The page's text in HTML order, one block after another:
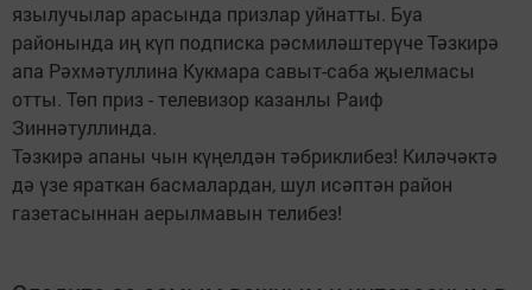
язылучылар арасында призлар уйнатты. Буа
районында иң күп подписка рәсмиләштерүче Тәзкирә
апа Рәхмәтуллина Кукмара савыт-саба җыелмасы
отты. Төп приз - телевизор казанлы Раиф
Зиннәтуллинда.
Тәзкирә апаны чын күңелдән тәбриклибез! Киләчәктә
дә үзе яраткан басмалардан, шул исәптән район
газетасыннан аерылмавын телибез!